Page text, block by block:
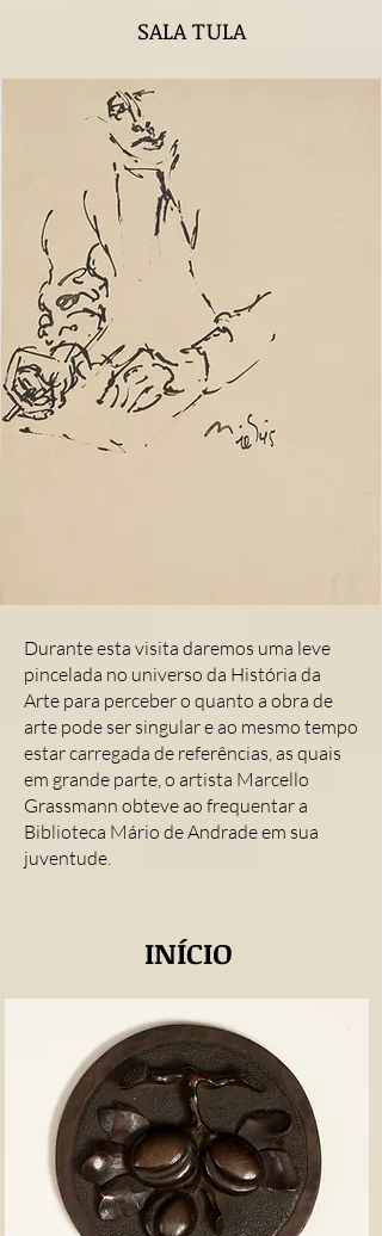
SALA TULA
Durante esta visita daremos uma leve
pincelada no universo da História da
Arte para perceber o quanto a obra de
arte pode ser singular e ao mesmo tempo
estar carregada de referências, as quais
em grande parte, o artista Marcello
Grassmann obteve ao frequentar a
Biblioteca Mário de Andrade em sua
juventude.
INÍCIO